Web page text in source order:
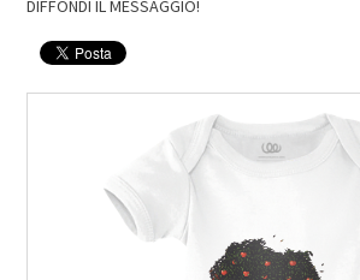
DIFFONDI IL MESSAGGIO!